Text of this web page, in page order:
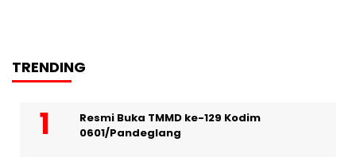
TRENDING
Resmi Buka TMMD ke-129 Kodim
0601/Pandeglang